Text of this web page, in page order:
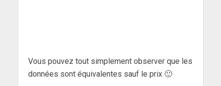
Vous pouvez tout simplement observer que les
données sont équivalentes sauf le prix 🙂